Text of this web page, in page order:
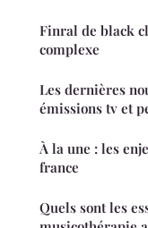
Finral de black
complexe
Les dernières
émissions tv et
À la une : les
france
Quels sont les